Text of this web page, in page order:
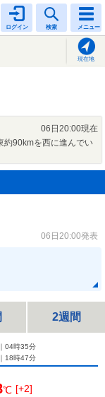
ログイン 検索 メニュー
現在地
06日20:00現在
約90kmを西に進んでい
06日20:00発表
2週間
04時35分
18時47分
℃ [+2]